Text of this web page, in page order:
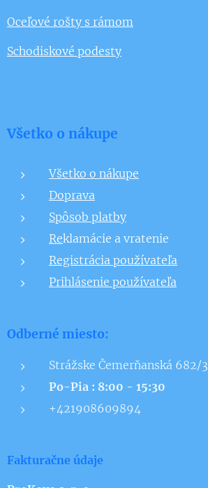
Oceľové rošty s rámom
Schodiskové podesty
Všetko o nákupe
Všetko o nákupe
Doprava
Spôsob platby
Reklamácie a vratenie
Registrácia používateľa
Prihlásenie používateľa
Odberné miesto:
Strážske Čemerňanská 682/3
Po-Pia : 8:00 - 15:30
+421908609894
Fakturačne údaje